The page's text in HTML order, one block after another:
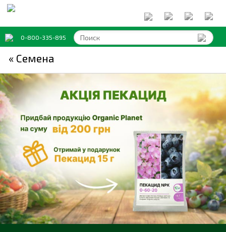
0-800-335-895
« Семена